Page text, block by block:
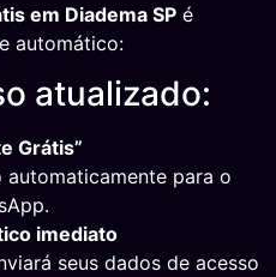
em Diadema SP é
automático:
atualizado:
Grátis”
para o
imediato
seus dados de acesso